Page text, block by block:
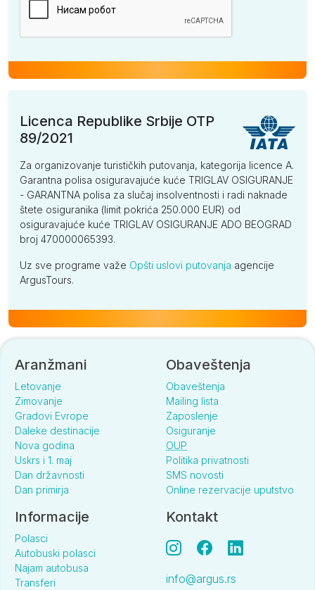
Licenca Republike Srbije OTP
89/2021
Za organizovanje turističkih putovanja, kategorija licence A.
Garantna polisa osiguravajuće kuće TRIGLAV OSIGURANJE
- GARANTNA polisa za slučaj insolventnosti i radi naknade
štete osiguranika (limit pokrića 250.000 EUR) od
osiguravajuće kuće TRIGLAV OSIGURANJE ADO BEOGRAD
broj 470000065393.
Uz sve programe važe Opšti uslovi putovanja agencije
ArgusTours.
Aranžmani
Letovanje
Zimovanje
Gradovi Evrope
Daleke destinacije
Nova godina
Uskrs i 1. maj
Dan državnosti
Dan primirja
Obaveštenja
Obaveštenja
Mailing lista
Zaposlenje
Osiguranje
OUP
Politika privatnosti
SMS novosti
Online rezervacije uputstvo
Informacije
Polasci
Autobuski polasci
Najam autobusa
Transferi
Kontakt
info@argus.rs